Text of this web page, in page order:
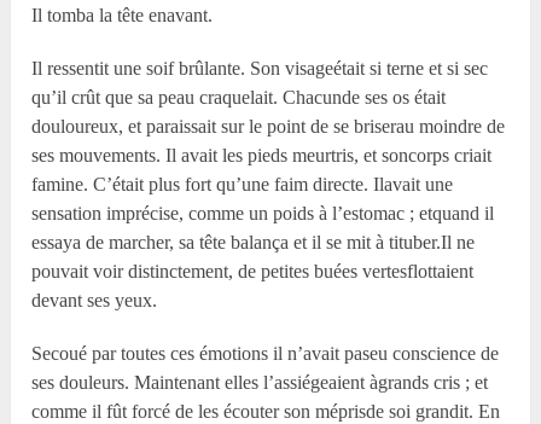
Il tomba la tête enavant.
Il ressentit une soif brûlante. Son visageétait si terne et si sec
qu’il crût que sa peau craquelait. Chacunde ses os était
douloureux, et paraissait sur le point de se briserau moindre de
ses mouvements. Il avait les pieds meurtris, et soncorps criait
famine. C’était plus fort qu’une faim directe. Ilavait une
sensation imprécise, comme un poids à l’estomac ; etquand il
essaya de marcher, sa tête balança et il se mit à tituber.Il ne
pouvait voir distinctement, de petites buées vertesflottaient
devant ses yeux.
Secoué par toutes ces émotions il n’avait paseu conscience de
ses douleurs. Maintenant elles l’assiégeaient àgrands cris ; et
comme il fût forcé de les écouter son méprisde soi grandit. En